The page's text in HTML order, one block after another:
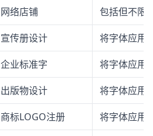
网络店铺 包括但不限
宣传册设计 将字体应用
企业标准字 将字体应用
出版物设计 将字体应用
商标LOGO注册 将字体应用